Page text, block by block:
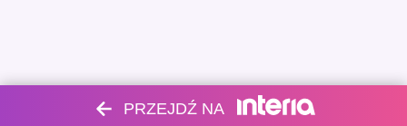
PRZEJDŹ NA